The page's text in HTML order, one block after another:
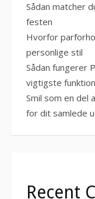
Sådan matcher
festen
Hvorfor
personlige stil
Sådan fungerer
vigtigste
Smil som en
for dit samlede
Recent